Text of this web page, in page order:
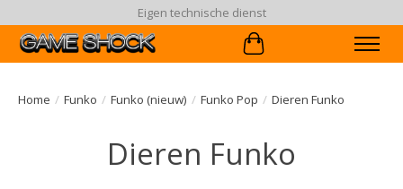
Eigen technische dienst
Winkelwagen
Home / Funko / Funko (nieuw) / Funko Pop / Dieren Funko
Dieren Funko